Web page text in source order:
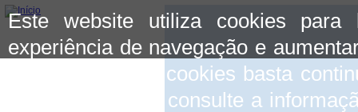
Este website utiliza cookies para
experiência de navegação e
aceitar o uso de cookies basta
mais informação consulte a